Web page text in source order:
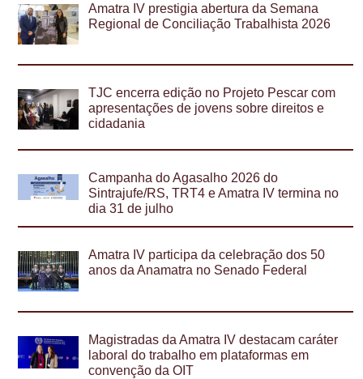
Amatra IV prestigia abertura da Semana
Regional de Conciliação Trabalhista 2026
TJC encerra edição no Projeto Pescar com
apresentações de jovens sobre direitos e
cidadania
Campanha do Agasalho 2026 do
Sintrajufe/RS, TRT4 e Amatra IV termina no
dia 31 de julho
Amatra IV participa da celebração dos 50
anos da Anamatra no Senado Federal
Magistradas da Amatra IV destacam caráter
laboral do trabalho em plataformas em
convenção da OIT